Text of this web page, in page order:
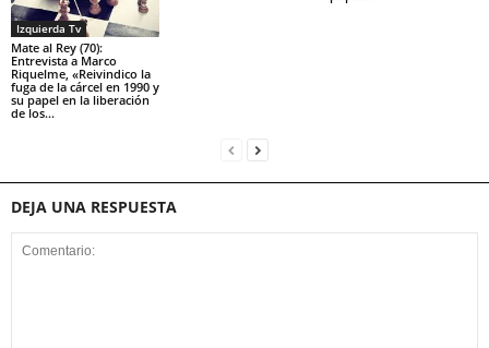
Izquierda Tv
Mate al Rey (70):
Entrevista a Marco
Riquelme, «Reivindico la
fuga de la cárcel en 1990 y
su papel en la liberación
de los...
DEJA UNA RESPUESTA